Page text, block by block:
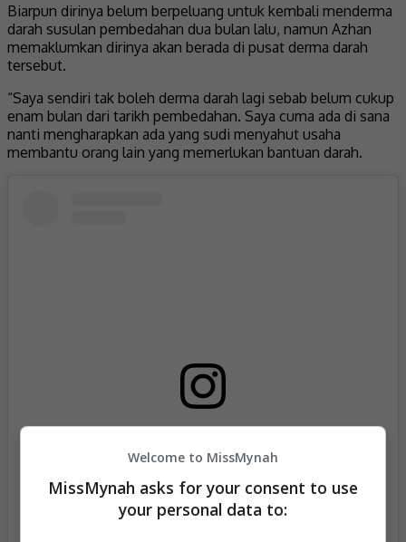
Biarpun dirinya belum berpeluang untuk kembali menderma
darah susulan pembedahan dua bulan lalu, namun Azhan
memaklumkan dirinya akan berada di pusat derma darah
tersebut.
“Saya sendiri tak boleh derma darah lagi sebab belum cukup
enam bulan dari tarikh pembedahan. Saya cuma ada di sana
nanti mengharapkan ada yang sudi menyahut usaha
membantu orang lain yang memerlukan bantuan darah.
Welcome to MissMynah
MissMynah asks for your consent to use
your personal data to: